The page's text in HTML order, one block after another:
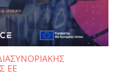
ΕΕ